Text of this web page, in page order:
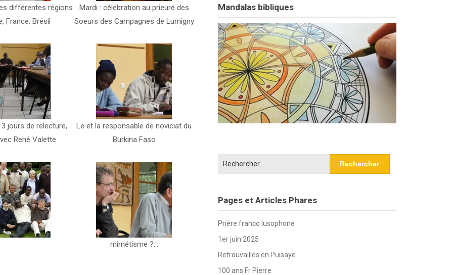
différentes régions
France, Brésil
Mardi : célébration au prieuré des
Soeurs des Campagnes de Lumigny
jours de relecture,
René Valette
Le et la responsable de noviciat du
Burkina Faso
mimétisme ?…
Mandalas bibliques
Pages et Articles Phares
Prière franco lusophone
1er juin 2025
Retrouvailles en Puisaye
100 ans Fr Pierre